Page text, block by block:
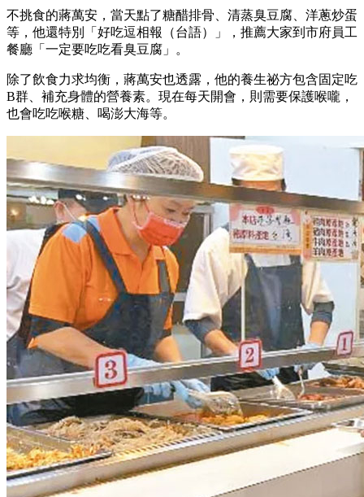
不挑食的蔣萬安，當天點了糖醋排骨、清蒸臭豆腐、洋蔥炒蛋
等，他還特別「好吃逗相報（台語）」，推薦大家到市府員工
餐廳「一定要吃吃看臭豆腐」。
除了飲食力求均衡，蔣萬安也透露，他的養生祕方包含固定吃
B群、補充身體的營養素。現在每天開會，則需要保護喉嚨，
也會吃吃喉糖、喝澎大海等。